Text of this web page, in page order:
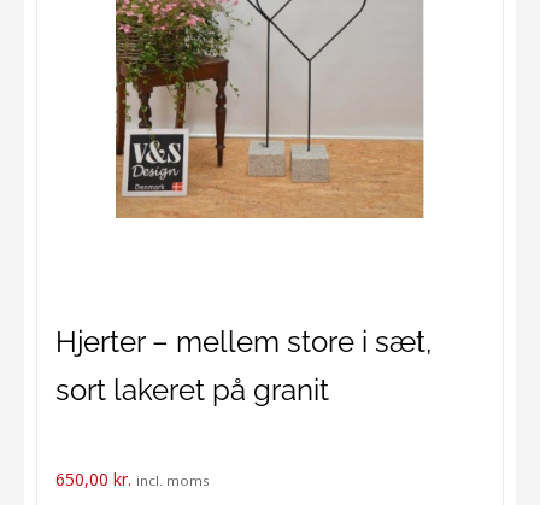
Hjerter – mellem store i sæt,
sort lakeret på granit
650,00 kr. incl. moms